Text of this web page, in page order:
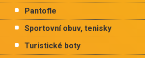
Pantofle
Sportovní obuv, tenisky
Turistické boty